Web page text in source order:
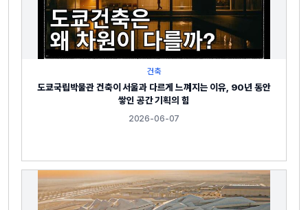
건축
도쿄국립박물관 건축이 서울과 다르게 느껴지는 이유, 90년 동안
쌓인 공간 기획의 힘
2026-06-07